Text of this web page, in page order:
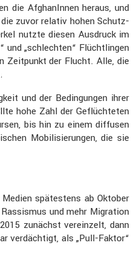
die Afgha­nInnen heraus, und
die zuvor relativ hohen Schutz­
nutzte diesen Ausdruck im
und „schlechten“ Flücht­lingen
Zeitpunkt der Flucht. Alle, die
und der Bedin­gungen ihrer
hohe Zahl der Geflüch­teten
bis hin zu einem diffusen
Mobili­sie­rungen, die sie
spätes­tens ab Oktober
und mehr Migra­tion
zunächst verein­zelt, dann
verdäch­tigt, als „Pull-Faktor“